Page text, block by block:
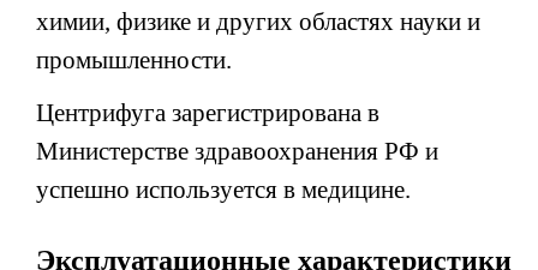
химии, физике и других областях науки и
промышленности.
Центрифуга зарегистрирована в
Министерстве здравоохранения РФ и
успешно используется в медицине.
Эксплуатационные характеристики